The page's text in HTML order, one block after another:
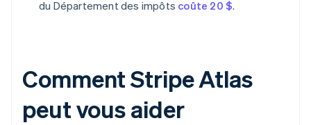
du Département des impôts coûte 20 $.
Comment Stripe Atlas
peut vous aider